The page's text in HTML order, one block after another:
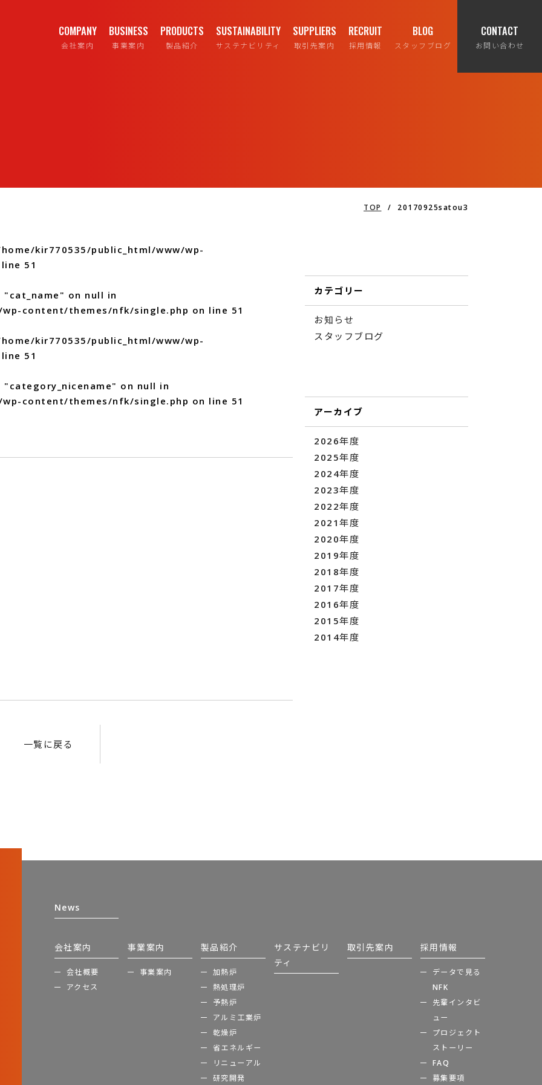
COMPANY
会社案内
BUSINESS
事業案内
PRODUCTS
製品紹介
SUSTAINABILITY
サステナビリティ
SUPPLIERS
取引先案内
RECRUIT
採用情報
BLOG
スタッフブログ
CONTACT
お問い合わせ
TOP / 20170925satou3
kir770535/public_html/www/wp-
51
on null in
content/themes/nfk/single.php on line 51
kir770535/public_html/www/wp-
51
on null in
content/themes/nfk/single.php on line 51
一覧に戻る
カテゴリー
お知らせ
スタッフブログ
アーカイブ
2026年度
2025年度
2024年度
2023年度
2022年度
2021年度
2020年度
2019年度
2018年度
2017年度
2016年度
2015年度
2014年度
News
会社案内
会社概要
アクセス
事業案内
事業案内
製品紹介
加熱炉
熱処理炉
予熱炉
アルミ工業炉
乾燥炉
省エネルギー
リニューアル
研究開発
サステナビリ
ティ
取引先案内 採用情報
データで見る
NFK
先輩インタビ
ュー
プロジェクト
ストーリー
FAQ
募集要項